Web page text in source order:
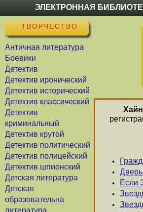
ЭЛЕКТРОННАЯ
ТВОРЧЕСТВО
Античная литература
Боевики
Детектив
Детектив иронический
Детектив исторический
Детектив классический
Детектив
криминальный
Детектив крутой
Детектив политический
Детектив полицейский
Детектив шпионский
Детская литература
Детская
образовательна
литература
Если